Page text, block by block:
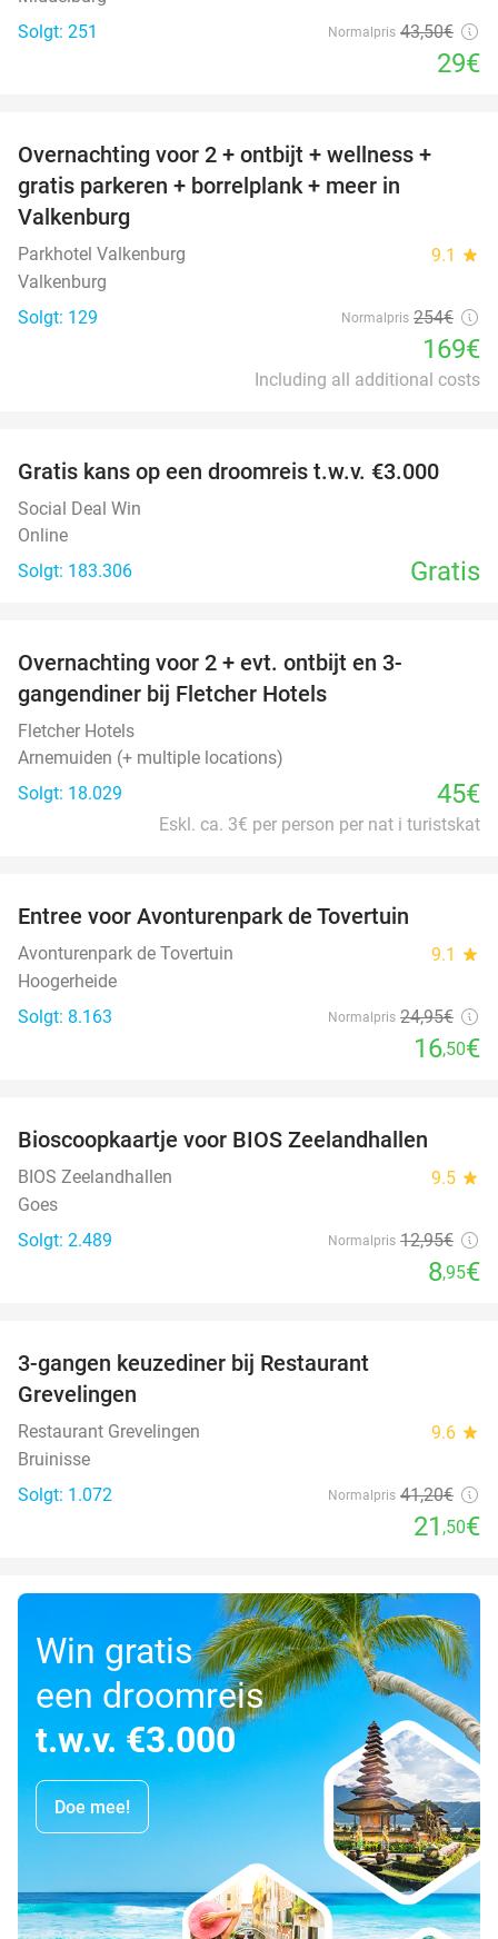
Solgt: 251
Normalpris 43,50€
29€
33%
Overnachting voor 2 + ontbijt + wellness +
gratis parkeren + borrelplank + meer in
Valkenburg
Parkhotel Valkenburg 9.1 star
Valkenburg
Solgt: 129
Normalpris 254€
169€
Including all additional costs
Gratis kans op een droomreis t.w.v. €3.000
Social Deal Win
Online
Solgt: 183.306
Gratis
Overnachting voor 2 + evt. ontbijt en 3-
gangendiner bij Fletcher Hotels
Fletcher Hotels
Arnemuiden (+ multiple locations)
Solgt: 18.029
45€
Eskl. ca. 3€ per person per nat i turistskat
Entree voor Avonturenpark de Tovertuin
Avonturenpark de Tovertuin 9.1 star
Hoogerheide
Solgt: 8.163
Normalpris 24,95€
16,50€
Bioscoopkaartje voor BIOS Zeelandhallen
BIOS Zeelandhallen 9.5 star
Goes
Solgt: 2.489
Normalpris 12,95€
8,95€
3-gangen keuzediner bij Restaurant
Grevelingen
Restaurant Grevelingen 9.6 star
Bruinisse
Solgt: 1.072
Normalpris 41,20€
21 ,50€
Win gratis
een droomreis
t.w.v. €3.000
Doe mee!